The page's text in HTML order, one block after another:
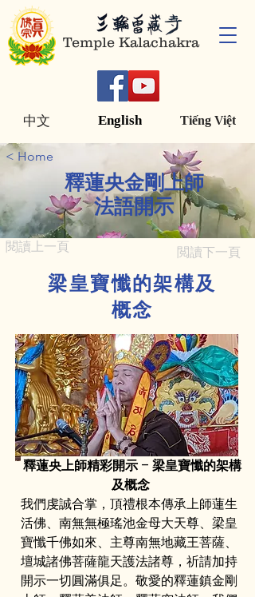
Temple Kalachakra
English Tiếng Việt
中文
< Home
釋蓮央金剛上師
法語開示
梁皇寶懺的架構及
概念
閱讀上一頁 閲讀下一頁
釋蓮央上師精彩開示 – 梁皇寶懺的架構
及概念
我們虔誠合掌，頂禮根本傳承上師蓮生
活佛、南無無極瑤池金母大天尊、梁皇
寶懺千佛如來、主尊南無地藏王菩薩、
壇城諸佛菩薩龍天護法諸尊，祈請加持
開示一切圓滿俱足。敬愛的釋蓮鎮金剛